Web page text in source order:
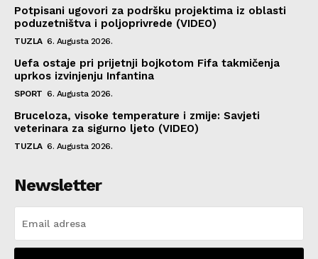
Potpisani ugovori za podršku projektima iz oblasti
poduzetništva i poljoprivrede (VIDEO)
TUZLA 6. Augusta 2026.
Uefa ostaje pri prijetnji bojkotom Fifa takmičenja
uprkos izvinjenju Infantina
SPORT 6. Augusta 2026.
Bruceloza, visoke temperature i zmije: Savjeti
veterinara za sigurno ljeto (VIDEO)
TUZLA 6. Augusta 2026.
Newsletter